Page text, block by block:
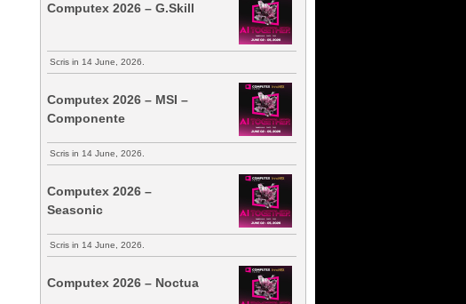
Computex 2026 – G.Skill
Scris in 14 June, 2026.
Computex 2026 – MSI –
Componente
Scris in 14 June, 2026.
Computex 2026 –
Seasonic
Scris in 14 June, 2026.
Computex 2026 – Noctua